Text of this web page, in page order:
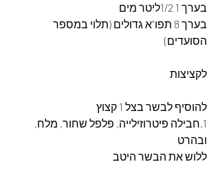
בערך 1 1/2ליטר מים
בערך 8 תפו"א גדולים (תלוי במספר
הסועדים)
לקציצות
להוסיף לבשר בצל 1 קצוץ
1.חבילה פיטרוזילייה, פלפל שחור, מלח,
ובהרט
ללוש את הבשר היטב